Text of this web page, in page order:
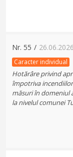
Nr. 55 / 26.06.2026
Caracter individual
Hotărâre privind
împotriva
măsuri în domeniul
la nivelul comunei